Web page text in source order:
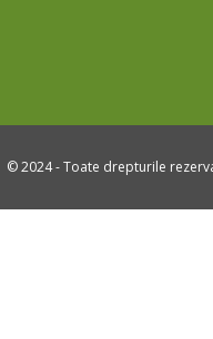
© 2024 - Toate drepturile